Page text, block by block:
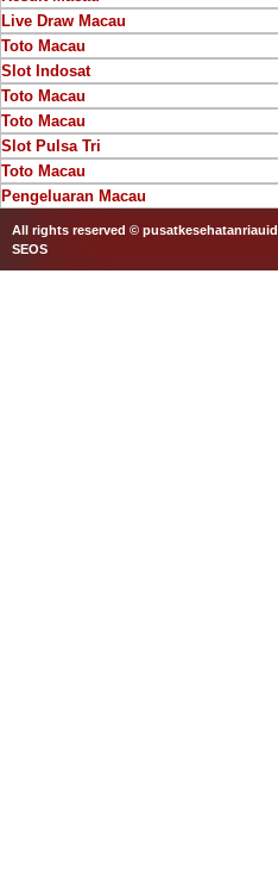
Live Draw Macau
Toto Macau
Slot Indosat
Toto Macau
Toto Macau
Slot Pulsa Tri
Toto Macau
Pengeluaran Macau
All rights reserved © pusatkesehatanriauid
SEOS